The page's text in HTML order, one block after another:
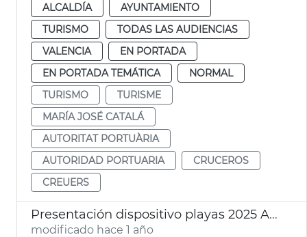
ALCALDÍA
AYUNTAMIENTO
TURISMO
TODAS LAS AUDIENCIAS
VALENCIA
EN PORTADA
EN PORTADA TEMÁTICA
NORMAL
TURISMO
TURISME
MARÍA JOSÉ CATALÁ
AUTORITAT PORTUÀRIA
AUTORIDAD PORTUARIA
CRUCEROS
CREUERS
Presentación dispositivo playas 2025 Ayuntamiento València
modificado hace 1 año